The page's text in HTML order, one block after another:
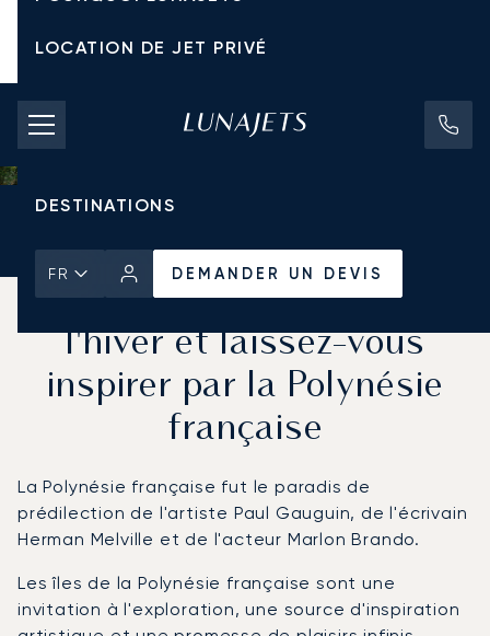
LOCATION DE JET PRIVÉ
TARIFS D'AFFRÈTEMENT
JETS PRIVÉS
DESTINATIONS
FR DEMANDER UN DEVIS
Échappez à la grisaille de
l'hiver et laissez-vous
inspirer par la Polynésie
française
La Polynésie française fut le paradis de
prédilection de l'artiste Paul Gauguin, de l'écrivain
Herman Melville et de l'acteur Marlon Brando.
Les îles de la Polynésie française sont une
invitation à l'exploration, une source d'inspiration